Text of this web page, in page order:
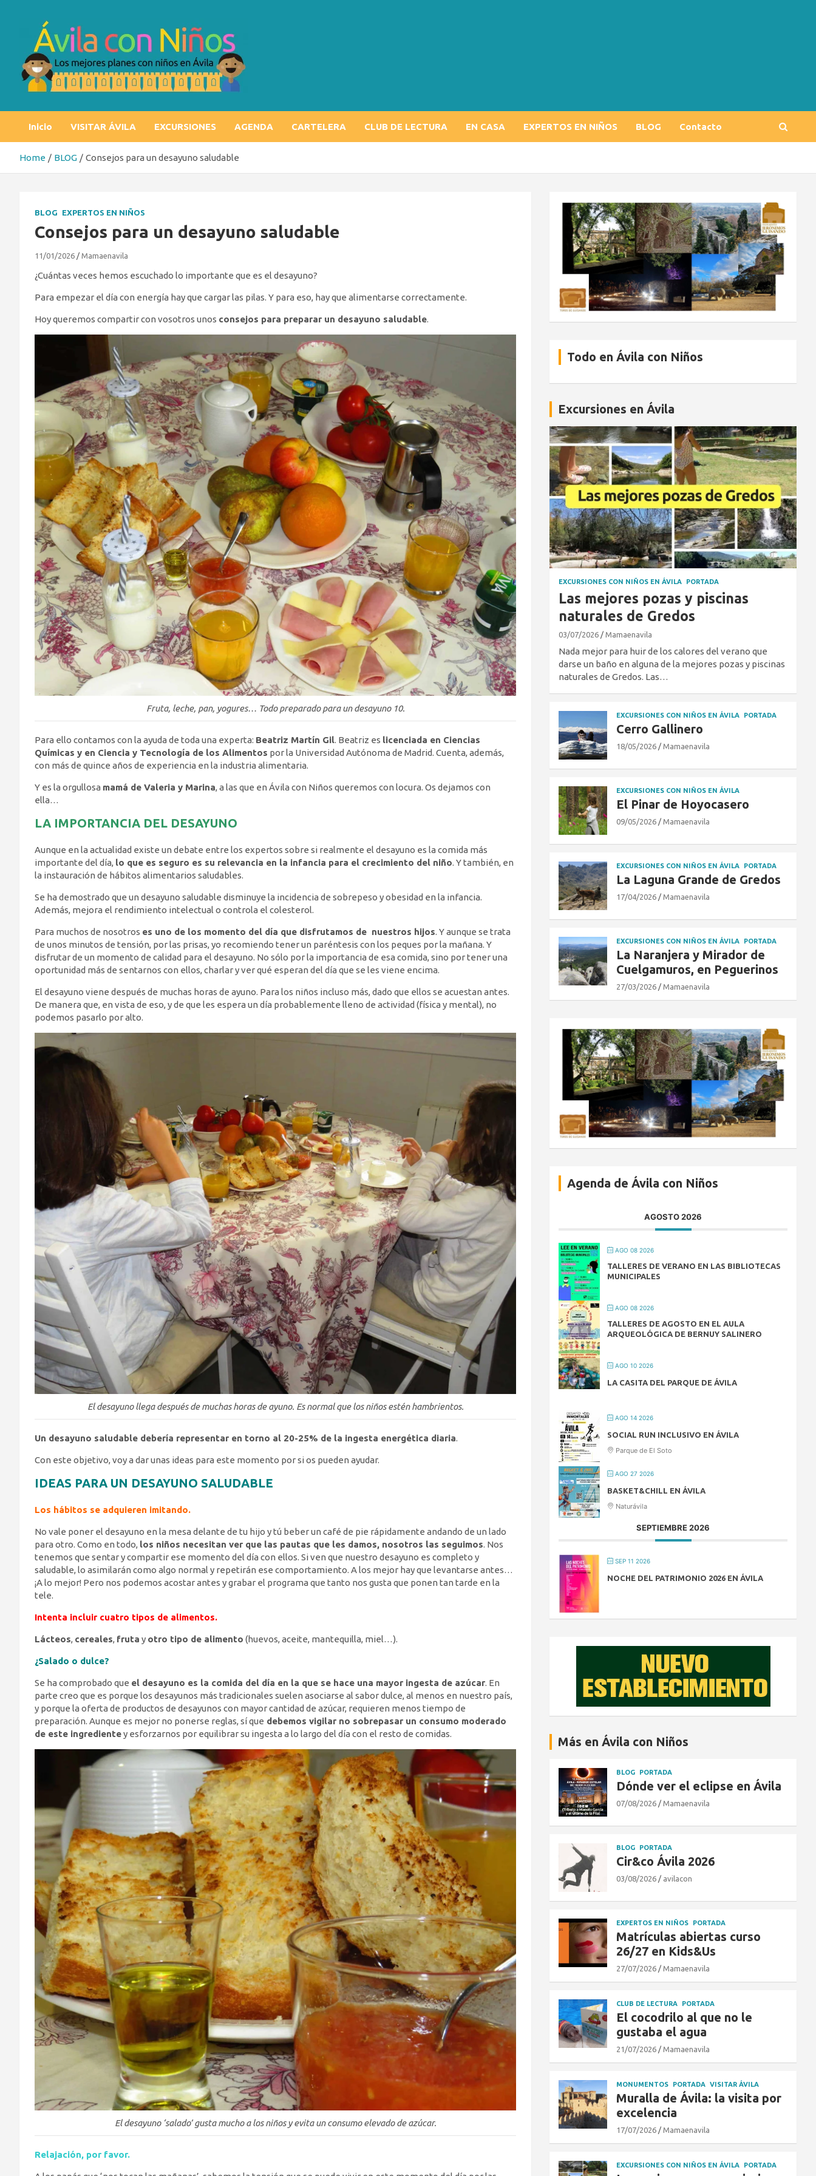
Inicio VISITAR ÁVILA EXCURSIONES AGENDA CARTELERA CLUB DE LECTURA EN CASA EXPERTOS EN NIÑOS BLOG Contacto
Home BLOG Consejos para un desayuno saludable
BLOG EXPERTOS EN NIÑOS
Consejos para un desayuno saludable
11/01/2026 Mamaenavila
¿Cuántas veces hemos escuchado lo importante que es el desayuno?
Para empezar el día con energía hay que cargar las pilas. Y para eso, hay que alimentarse correctamente.
Hoy queremos compartir con vosotros unos consejos para preparar un desayuno saludable.
Fruta, leche, pan, yogures… Todo preparado para un desayuno 10.
Para ello contamos con la ayuda de toda una experta: Beatriz Martín Gil. Beatriz es licenciada en Ciencias
Químicas y en Ciencia y Tecnología de los Alimentos por la Universidad Autónoma de Madrid. Cuenta, además,
con más de quince años de experiencia en la industria alimentaria.
Y es la orgullosa mamá de Valeria y Marina, a las que en Ávila con Niños queremos con locura. Os dejamos con
ella…
LA IMPORTANCIA DEL DESAYUNO
Aunque en la actualidad existe un debate entre los expertos sobre si realmente el desayuno es la comida más
importante del día, lo que es seguro es su relevancia en la infancia para el crecimiento del niño. Y también, en
la instauración de hábitos alimentarios saludables.
Se ha demostrado que un desayuno saludable disminuye la incidencia de sobrepeso y obesidad en la infancia.
Además, mejora el rendimiento intelectual o controla el colesterol.
Para muchos de nosotros es uno de los momento del día que disfrutamos de nuestros hijos. Y aunque se trata
de unos minutos de tensión, por las prisas, yo recomiendo tener un paréntesis con los peques por la mañana. Y
disfrutar de un momento de calidad para el desayuno. No sólo por la importancia de esa comida, sino por tener una
oportunidad más de sentarnos con ellos, charlar y ver qué esperan del día que se les viene encima.
El desayuno viene después de muchas horas de ayuno. Para los niños incluso más, dado que ellos se acuestan antes.
De manera que, en vista de eso, y de que les espera un día probablemente lleno de actividad (física y mental), no
podemos pasarlo por alto.
El desayuno llega después de muchas horas de ayuno. Es normal que los niños estén hambrientos.
Un desayuno saludable debería representar en torno al 20-25% de la ingesta energética diaria.
Con este objetivo, voy a dar unas ideas para este momento por si os pueden ayudar.
IDEAS PARA UN DESAYUNO SALUDABLE
Los hábitos se adquieren imitando.
No vale poner el desayuno en la mesa delante de tu hijo y tú beber un café de pie rápidamente andando de un lado
para otro. Como en todo, los niños necesitan ver que las pautas que les damos, nosotros las seguimos. Nos
tenemos que sentar y compartir ese momento del día con ellos. Si ven que nuestro desayuno es completo y
saludable, lo asimilarán como algo normal y repetirán ese comportamiento. A los mejor hay que levantarse antes…
¡A lo mejor! Pero nos podemos acostar antes y grabar el programa que tanto nos gusta que ponen tan tarde en la
tele.
Intenta incluir cuatro tipos de alimentos.
Lácteos, cereales, fruta y otro tipo de alimento (huevos, aceite, mantequilla, miel…).
¿Salado o dulce?
Se ha comprobado que el desayuno es la comida del día en la que se hace una mayor ingesta de azúcar. En
parte creo que es porque los desayunos más tradicionales suelen asociarse al sabor dulce, al menos en nuestro país,
y porque la oferta de productos de desayunos con mayor cantidad de azúcar, requieren menos tiempo de
preparación. Aunque es mejor no ponerse reglas, sí que debemos vigilar no sobrepasar un consumo moderado
de este ingredientey esforzarnos por equilibrar su ingesta a lo largo del día con el resto de comidas.
El desayuno ‘salado’ gusta mucho a los niños y evita un consumo elevado de azúcar.
Relajación, por favor.
Todo en Ávila con Niños
Excursiones en Ávila
EXCURSIONES CON NIÑOS EN ÁVILA PORTADA
Las mejores pozas y piscinas
naturales de Gredos
03/07/2026 Mamaenavila
Nada mejor para huir de los calores del verano que
darse un baño en alguna de la mejores pozas y piscinas
naturales de Gredos. Las…
EXCURSIONES CON NIÑOS EN ÁVILA PORTADA
Cerro Gallinero
18/05/2026 Mamaenavila
EXCURSIONES CON NIÑOS EN ÁVILA
El Pinar de Hoyocasero
09/05/2026 Mamaenavila
EXCURSIONES CON NIÑOS EN ÁVILA PORTADA
La Laguna Grande de Gredos
17/04/2026 Mamaenavila
EXCURSIONES CON NIÑOS EN ÁVILA PORTADA
La Naranjera y Mirador de
Cuelgamuros, en Peguerinos
27/03/2026 Mamaenavila
Agenda de Ávila con Niños
AGOSTO 2026
AGO 08 2026
TALLERES DE VERANO EN LAS BIBLIOTECAS
MUNICIPALES
AGO 08 2026
TALLERES DE AGOSTO EN EL AULA
ARQUEOLÓGICA DE BERNUY SALINERO
AGO 10 2026
LA CASITA DEL PARQUE DE ÁVILA
AGO 14 2026
SOCIAL RUN INCLUSIVO EN ÁVILA
Parque de El Soto
AGO 27 2026
BASKET&CHILL EN ÁVILA
Naturávila
SEPTIEMBRE 2026
SEP 11 2026
NOCHE DEL PATRIMONIO 2026 EN ÁVILA
Más en Ávila con Niños
BLOG PORTADA
Dónde ver el eclipse en Ávila
07/08/2026 Mamaenavila
BLOG PORTADA
Cir&co Ávila 2026
03/08/2026 avilacon
EXPERTOS EN NIÑOS PORTADA
Matrículas abiertas curso
26/27 en Kids&Us
27/07/2026 Mamaenavila
CLUB DE LECTURA PORTADA
El cocodrilo al que no le
gustaba el agua
21/07/2026 Mamaenavila
MONUMENTOS PORTADA VISITAR ÁVILA
Muralla de Ávila: la visita por
excelencia
17/07/2026 Mamaenavila
EXCURSIONES CON NIÑOS EN ÁVILA PORTADA